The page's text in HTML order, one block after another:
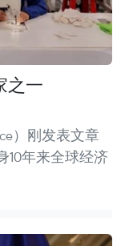
之一
）刚发表文章
10年来全球经济